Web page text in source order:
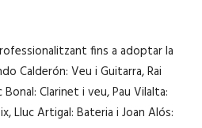
fins a adoptar la
Calderón: Veu i Guitarra, Rai
Clarinet i veu, Pau Vilalta:
Lluc Artigal: Bateria i Joan Alós: